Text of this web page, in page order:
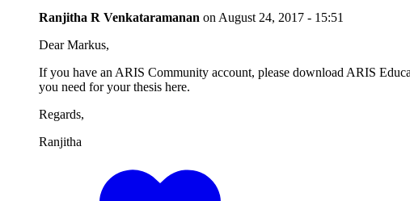
Ranjitha R Venkataramanan on August 24, 2017 - 15:51
Dear Markus,
If you have an ARIS Community account, please download ARIS
you need for your thesis here.
Regards,
Ranjitha